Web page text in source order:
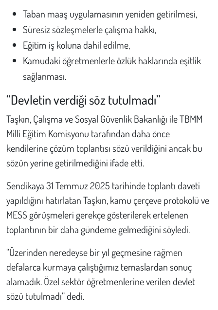
Taban maaş uygulamasının yeniden getirilmesi,
Süresiz sözleşmelerle çalışma hakkı,
Eğitim iş koluna dahil edilme,
Kamudaki öğretmenlerle özlük haklarında eşitlik
sağlanması.
“Devletin verdiği söz tutulmadı”
Taşkın, Çalışma ve Sosyal Güvenlik Bakanlığı ile TBMM
Milli Eğitim Komisyonu tarafından daha önce
kendilerine çözüm toplantısı sözü verildiğini ancak bu
sözün yerine getirilmediğini ifade etti.
Sendikaya 31 Temmuz 2025 tarihinde toplantı daveti
yapıldığını hatırlatan Taşkın, kamu çerçeve protokolü ve
MESS görüşmeleri gerekçe gösterilerek ertelenen
toplantının bir daha gündeme gelmediğini söyledi.
“Üzerinden neredeyse bir yıl geçmesine rağmen
defalarca kurmaya çalıştığımız temaslardan sonuç
alamadık. Özel sektör öğretmenlerine verilen devlet
sözü tutulmadı” dedi.